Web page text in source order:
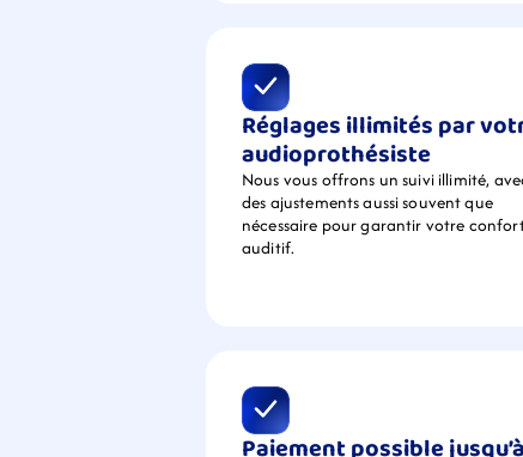
Réglages illimités par
audioprothésiste
Nous vous offrons un suivi illimité,
des ajustements aussi souvent que
nécessaire pour garantir votre
auditif.
Paiement possible jusqu’à